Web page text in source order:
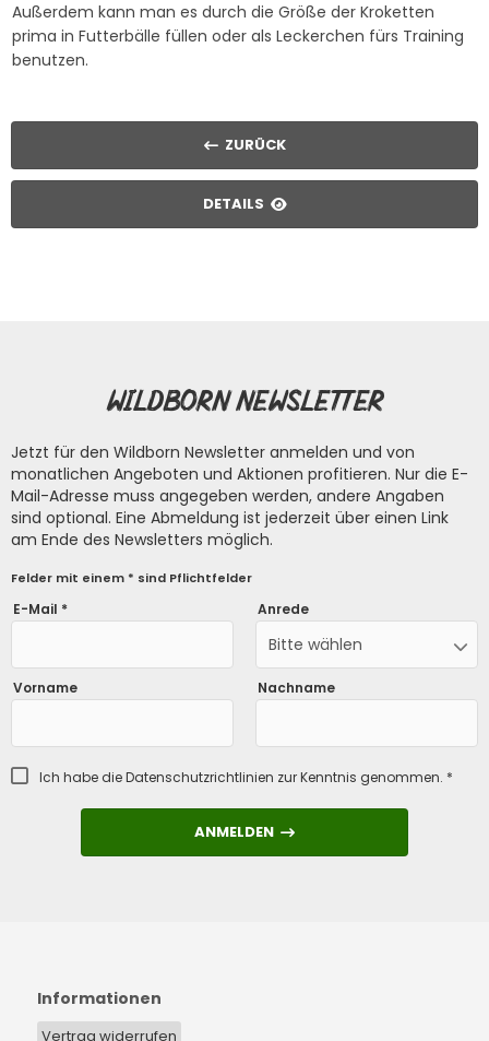
Außerdem kann man es durch die Größe der Kroketten
prima in Futterbälle füllen oder als Leckerchen fürs Training
benutzen.
ZURÜCK
DETAILS
Wildborn Newsletter
Jetzt für den Wildborn Newsletter anmelden und von
monatlichen Angeboten und Aktionen profitieren. Nur die E-
Mail-Adresse muss angegeben werden, andere Angaben
sind optional. Eine Abmeldung ist jederzeit über einen Link
am Ende des Newsletters möglich.
Felder mit einem * sind Pflichtfelder
E-Mail * Anrede
Bitte wählen
Vorname Nachname
Ich habe dieDatenschutzrichtlinien zur Kenntnis genommen. *
ANMELDEN
ANMELDEN
Informationen
Vertrag widerrufen